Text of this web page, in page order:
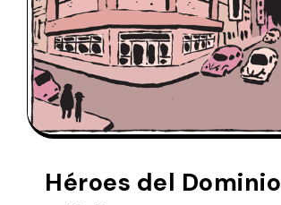
Héroes del Dominio